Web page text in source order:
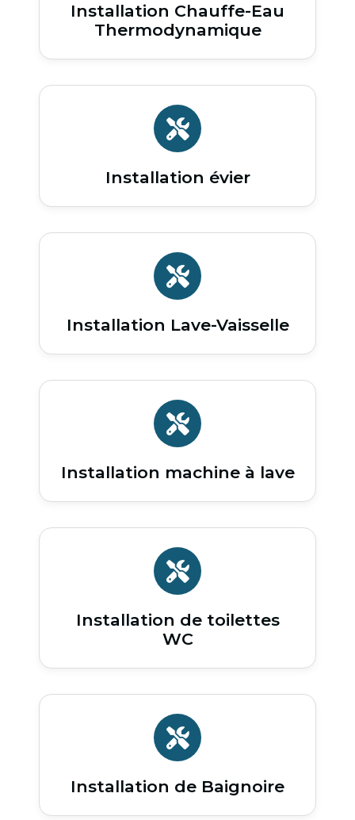
Installation Chauffe-Eau
Thermodynamique
Installation évier
Installation Lave-Vaisselle
Installation machine à lave
Installation de toilettes
WC
Installation de Baignoire